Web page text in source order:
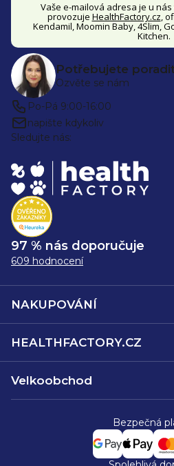
Vaše e-mailová adresa je u
provozuje HealthFactory.cz,
Kendamil, Moomin Baby, 4Slim,
Kitchen.
Potřebujete
Ozvěte se nám
Po-Pá 9:00-16:00
napište kdykoliv
Sledujte nás:
97 % nás doporučuje
609 hodnocení
NAKUPOVÁNÍ
HEALTHFACTORY.CZ
Velkoobchod
Bezpečná